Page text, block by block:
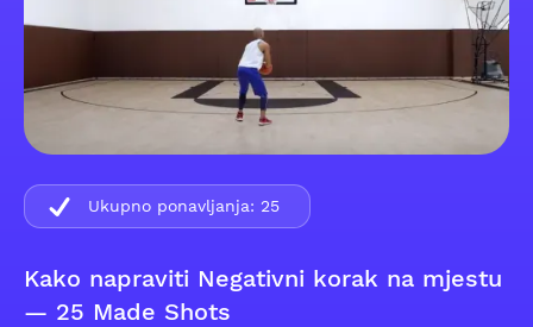
Kako napraviti Negativni korak na mjestu
— 25 Made Shots
Ukupno ponavljanja: 25